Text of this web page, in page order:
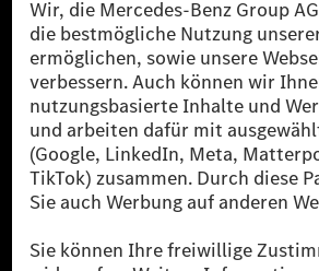
reduzierte CO₂-Emissionen bei der Mercedes-
zertifizierte Ausgleichsprojekte kompensiert
[2] Renewable Charging ist ein integraler
Public in Europa, den USA, Kanada und China.
Ladestation noch kein Strom aus erneuerbaren
verwendet Renewable Charging
sicher, dass für Ladevorgänge über MB.CHARGE
Strommenge aus erneuerbaren Energien ins
Sie stammen ausschließlich aus Wind- und
als sechs Jahre sind.
* Inkl. EKOenergy Ökolabel
* Die angegebenen Werte wurden nach dem
Messverfahren WLTP (Worldwide harmonised